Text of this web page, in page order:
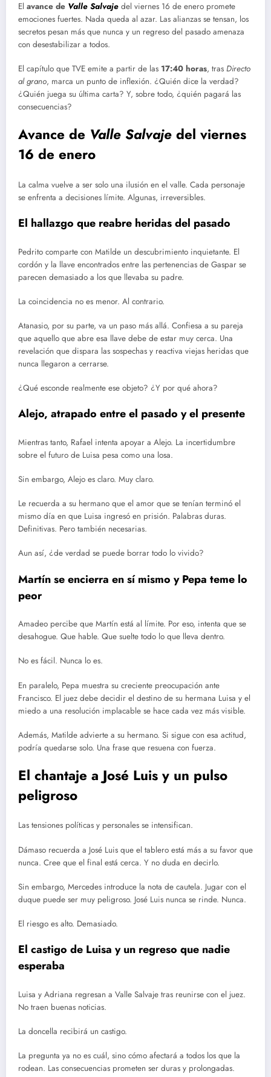
El avance de Valle Salvaje del viernes 16 de enero promete
emociones fuertes. Nada queda al azar. Las alianzas se tensan, los
secretos pesan más que nunca y un regreso del pasado amenaza
con desestabilizar a todos.
El capítulo que TVE emite a partir de las 17:40 horas, tras Directo
al grano, marca un punto de inflexión. ¿Quién dice la verdad?
¿Quién juega su última carta? Y, sobre todo, ¿quién pagará las
consecuencias?
Avance de Valle Salvaje del viernes
16 de enero
La calma vuelve a ser solo una ilusión en el valle. Cada personaje
se enfrenta a decisiones límite. Algunas, irreversibles.
El hallazgo que reabre heridas del pasado
Pedrito comparte con Matilde un descubrimiento inquietante. El
cordón y la llave encontrados entre las pertenencias de Gaspar se
parecen demasiado a los que llevaba su padre.
La coincidencia no es menor. Al contrario.
Atanasio, por su parte, va un paso más allá. Confiesa a su pareja
que aquello que abre esa llave debe de estar muy cerca. Una
revelación que dispara las sospechas y reactiva viejas heridas que
nunca llegaron a cerrarse.
¿Qué esconde realmente ese objeto? ¿Y por qué ahora?
Alejo, atrapado entre el pasado y el presente
Mientras tanto, Rafael intenta apoyar a Alejo. La incertidumbre
sobre el futuro de Luisa pesa como una losa.
Sin embargo, Alejo es claro. Muy claro.
Le recuerda a su hermano que el amor que se tenían terminó el
mismo día en que Luisa ingresó en prisión. Palabras duras.
Definitivas. Pero también necesarias.
Aun así, ¿de verdad se puede borrar todo lo vivido?
Martín se encierra en sí mismo y Pepa teme lo
peor
Amadeo percibe que Martín está al límite. Por eso, intenta que se
desahogue. Que hable. Que suelte todo lo que lleva dentro.
No es fácil. Nunca lo es.
En paralelo, Pepa muestra su creciente preocupación ante
Francisco. El juez debe decidir el destino de su hermana Luisa y el
miedo a una resolución implacable se hace cada vez más visible.
Además, Matilde advierte a su hermano. Si sigue con esa actitud,
podría quedarse solo. Una frase que resuena con fuerza.
El chantaje a José Luis y un pulso
peligroso
Las tensiones políticas y personales se intensifican.
Dámaso recuerda a José Luis que el tablero está más a su favor que
nunca. Cree que el final está cerca. Y no duda en decirlo.
Sin embargo, Mercedes introduce la nota de cautela. Jugar con el
duque puede ser muy peligroso. José Luis nunca se rinde. Nunca.
El riesgo es alto. Demasiado.
El castigo de Luisa y un regreso que nadie
esperaba
Luisa y Adriana regresan a Valle Salvaje tras reunirse con el juez.
No traen buenas noticias.
La doncella recibirá un castigo.
La pregunta ya no es cuál, sino cómo afectará a todos los que la
rodean. Las consecuencias prometen ser duras y prolongadas.